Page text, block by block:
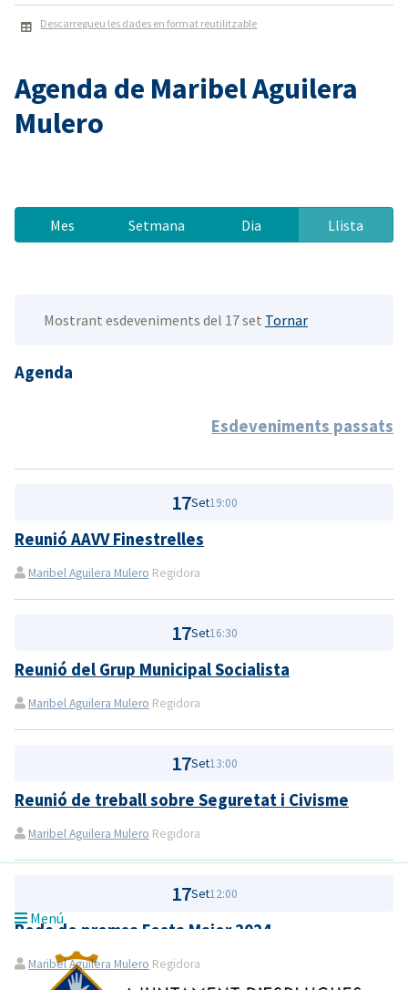
Descarregueu les dades en format reutilitzable
Agenda de Maribel Aguilera
Mulero
Mes Setmana Dia Llista
Mostrant esdeveniments del 17 set Tornar
Agenda
Esdeveniments passats
17Set19:00
Reunió AAVV Finestrelles
Maribel Aguilera Mulero Regidora
17Set16:30
Reunió del Grup Municipal Socialista
Maribel Aguilera Mulero Regidora
17Set13:00
Reunió de treball sobre Seguretat i Civisme
Maribel Aguilera Mulero Regidora
17Set12:00
Roda de premsa Festa Major 2024
Maribel Aguilera Mulero Regidora
Menú